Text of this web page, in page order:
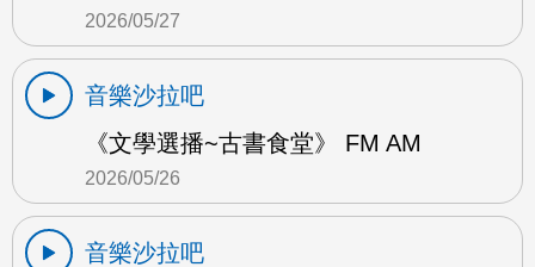
2026/05/27
音樂沙拉吧
《文學選播~古書食堂》 FM AM
2026/05/26
音樂沙拉吧